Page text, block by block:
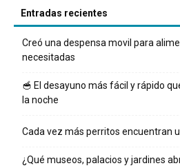
Entradas recientes
Creó una despensa movil para
necesitadas
🥣 El desayuno más fácil y rápido
la noche
Cada vez más perritos encuentran
¿Qué museos, palacios y jardines